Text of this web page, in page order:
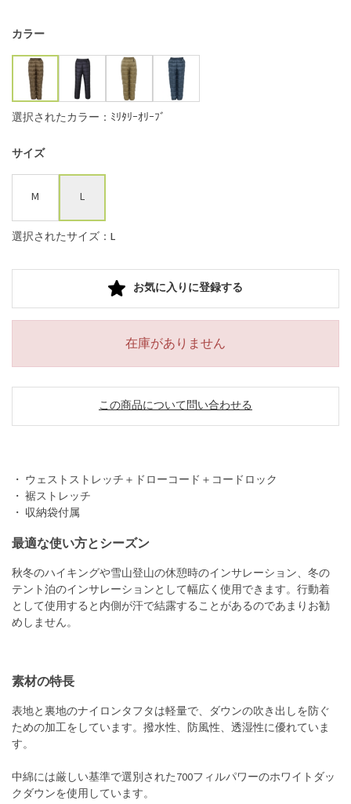
カラー
選択されたカラー：ﾐﾘﾀﾘｰｵﾘｰﾌﾞ
サイズ
M L
選択されたサイズ：L
お気に入りに登録する
在庫がありません
この商品について問い合わせる
・ ウェストストレッチ＋ドローコード＋コードロック
・ 裾ストレッチ
・ 収納袋付属
最適な使い方とシーズン
秋冬のハイキングや雪山登山の休憩時のインサレーション、冬の
テント泊のインサレーションとして幅広く使用できます。行動着
として使用すると内側が汗で結露することがあるのであまりお勧
めしません。
素材の特長
表地と裏地のナイロンタフタは軽量で、ダウンの吹き出しを防ぐ
ための加工をしています。撥水性、防風性、透湿性に優れていま
す。
中綿には厳しい基準で選別された700フィルパワーのホワイトダッ
クダウンを使用しています。